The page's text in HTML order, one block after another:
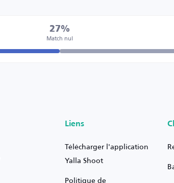
27%
Match nul
Liens
Télécharger l'application
Yalla Shoot